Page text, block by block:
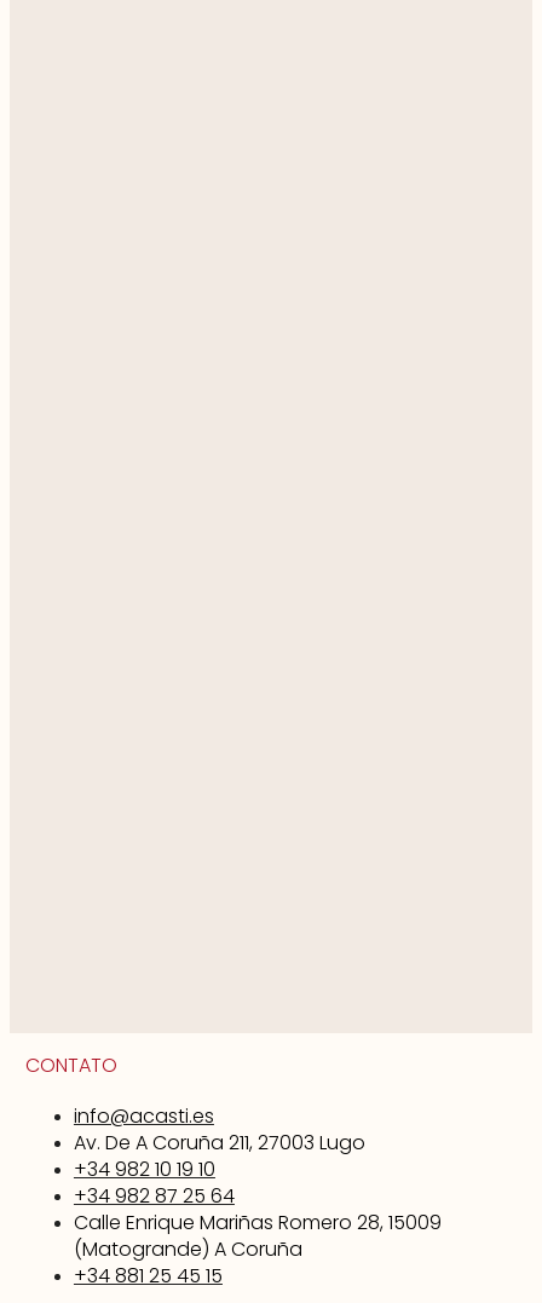
CONTATO
info@acasti.es
Av. De A Coruña 211, 27003 Lugo
+34 982 10 19 10
+34 982 87 25 64
Calle Enrique Mariñas Romero 28, 15009
(Matogrande) A Coruña
+34 881 25 45 15